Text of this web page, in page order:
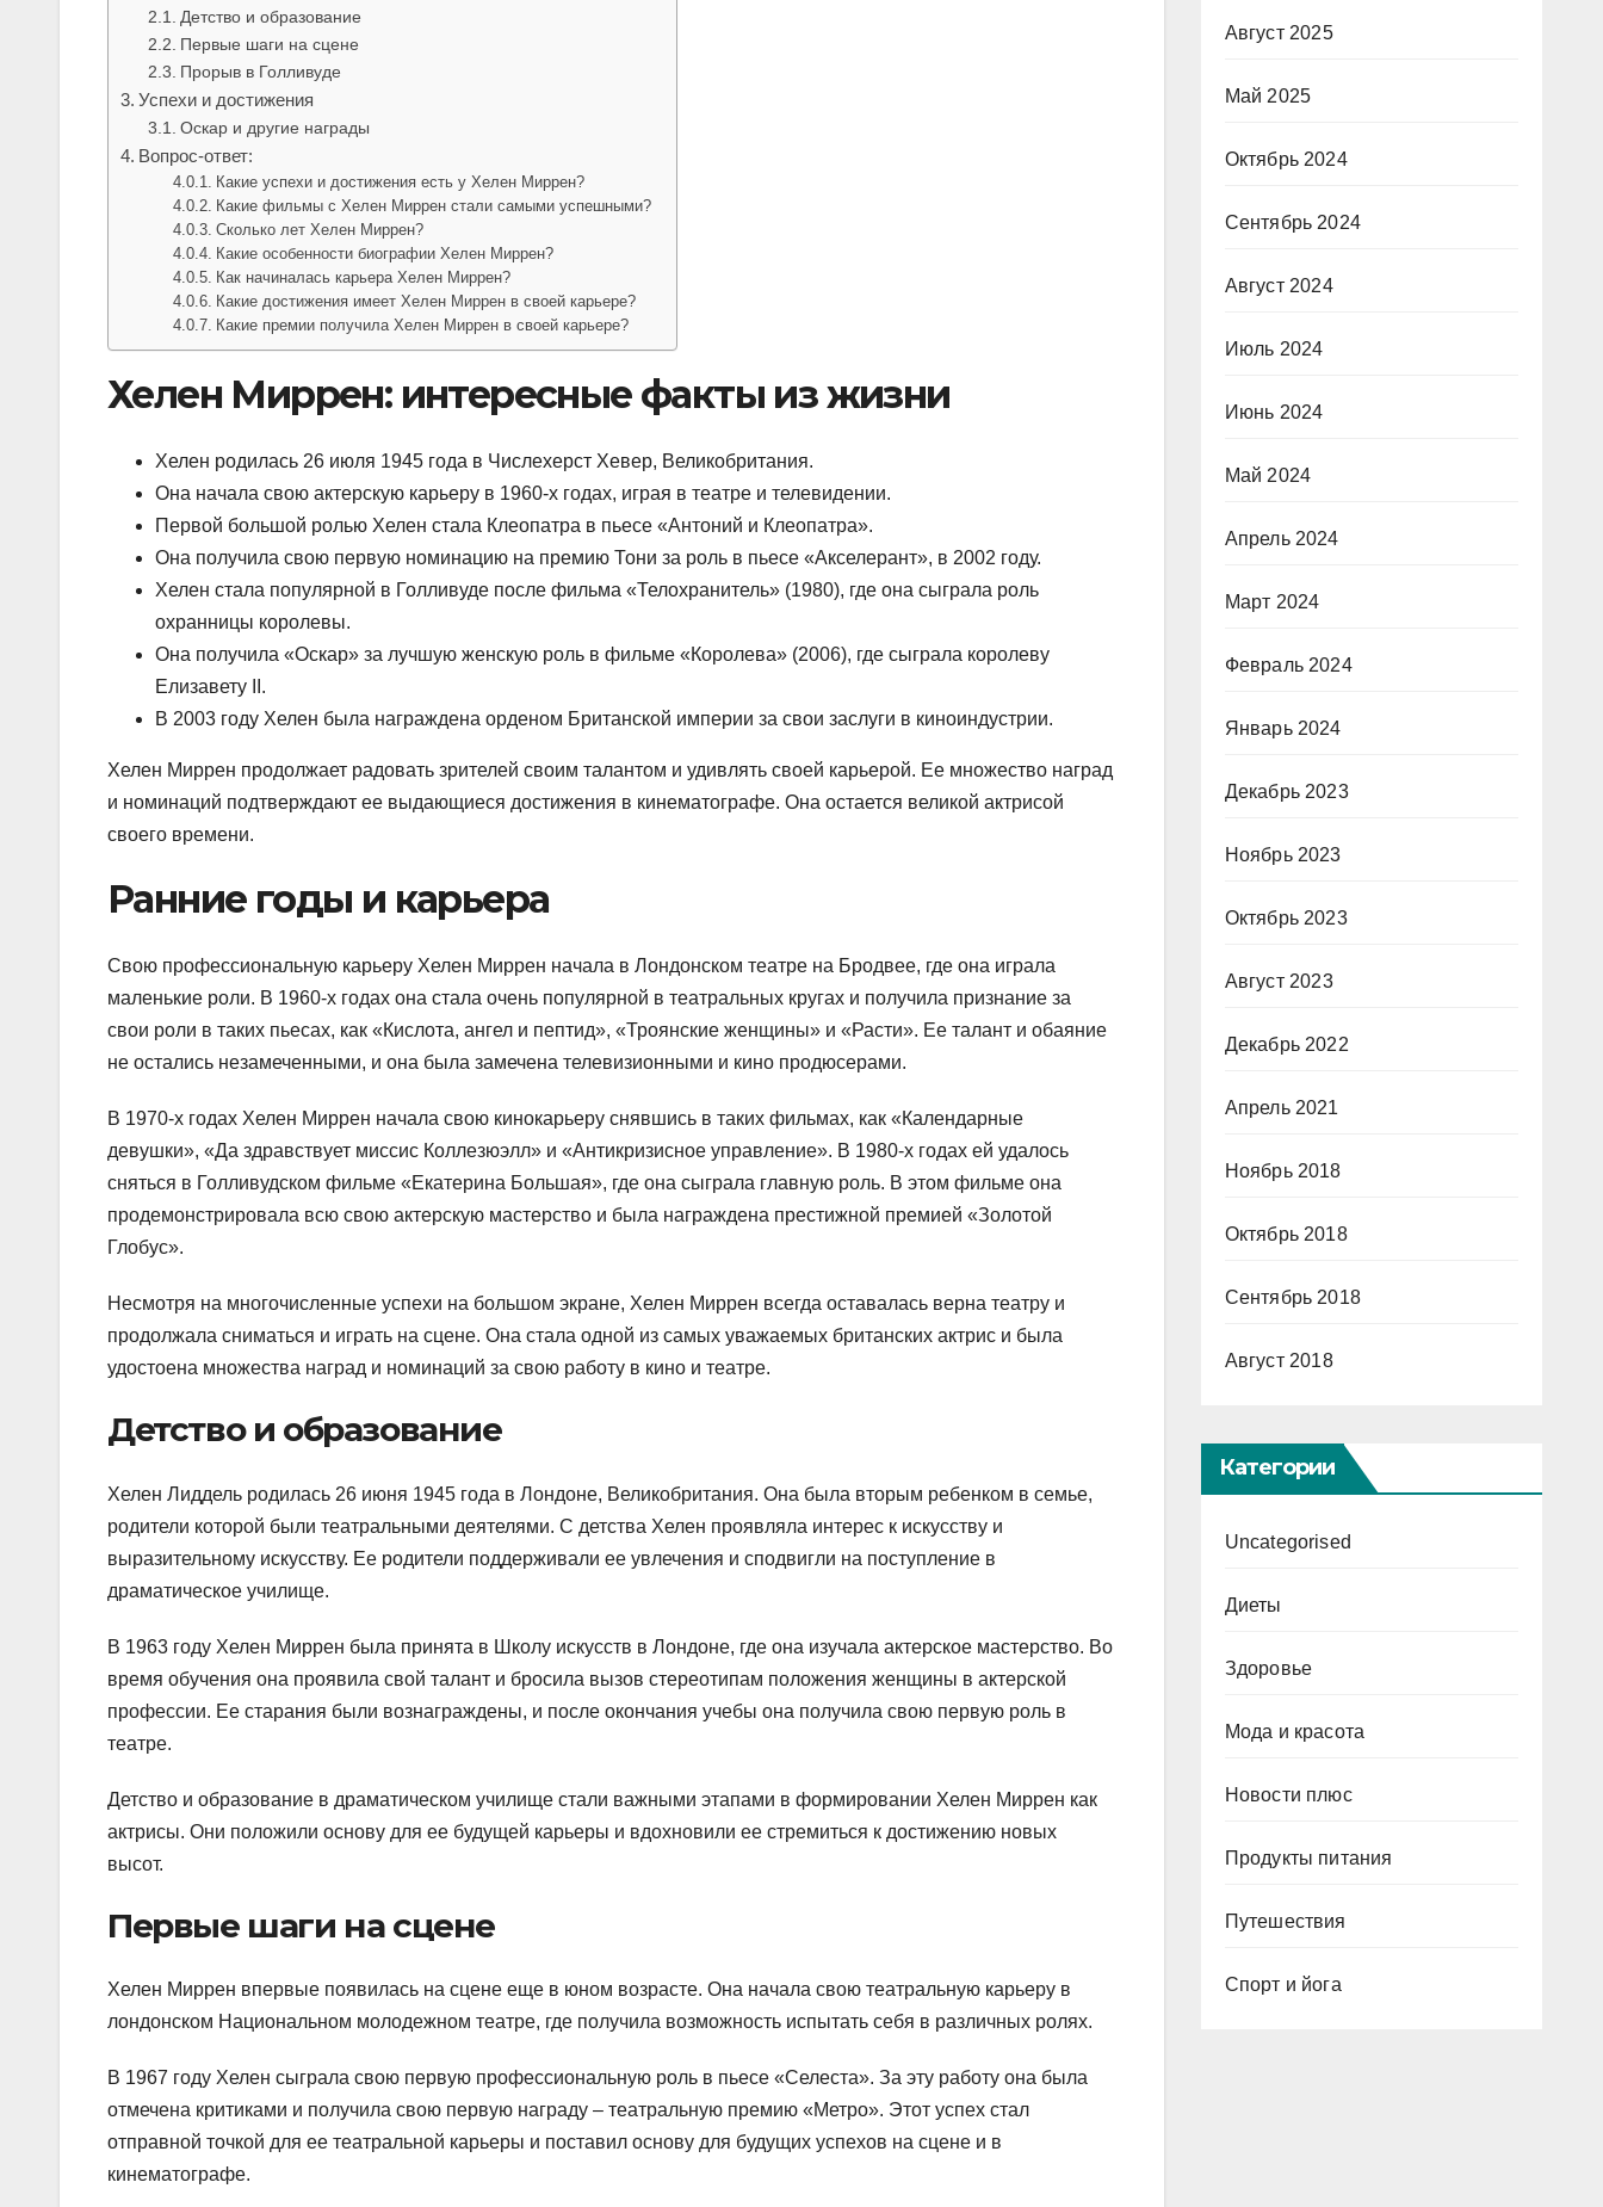
Детство и образование
Первые шаги на сцене
Прорыв в Голливуде
Успехи и достижения
Оскар и другие награды
Вопрос-ответ:
Какие успехи и достижения есть у Хелен Миррен?
Какие фильмы с Хелен Миррен стали самыми успешными?
Сколько лет Хелен Миррен?
Какие особенности биографии Хелен Миррен?
Как начиналась карьера Хелен Миррен?
Какие достижения имеет Хелен Миррен в своей карьере?
Какие премии получила Хелен Миррен в своей карьере?
Хелен Миррен: интересные факты из жизни
Хелен родилась 26 июля 1945 года в Числехерст Хевер, Великобритания.
Она начала свою актерскую карьеру в 1960-х годах, играя в театре и телевидении.
Первой большой ролью Хелен стала Клеопатра в пьесе «Антоний и Клеопатра».
Она получила свою первую номинацию на премию Тони за роль в пьесе «Акселерант», в 2002 году.
Хелен стала популярной в Голливуде после фильма «Телохранитель» (1980), где она сыграла роль
охранницы королевы.
Она получила «Оскар» за лучшую женскую роль в фильме «Королева» (2006), где сыграла королеву
Елизавету II.
В 2003 году Хелен была награждена орденом Британской империи за свои заслуги в киноиндустрии.
Хелен Миррен продолжает радовать зрителей своим талантом и удивлять своей карьерой. Ее множество наград
и номинаций подтверждают ее выдающиеся достижения в кинематографе. Она остается великой актрисой
своего времени.
Ранние годы и карьера
Свою профессиональную карьеру Хелен Миррен начала в Лондонском театре на Бродвее, где она играла
маленькие роли. В 1960-х годах она стала очень популярной в театральных кругах и получила признание за
свои роли в таких пьесах, как «Кислота, ангел и пептид», «Троянские женщины» и «Расти». Ее талант и обаяние
не остались незамеченными, и она была замечена телевизионными и кино продюсерами.
В 1970-х годах Хелен Миррен начала свою кинокарьеру снявшись в таких фильмах, как «Календарные
девушки», «Да здравствует миссис Коллезюэлл» и «Антикризисное управление». В 1980-х годах ей удалось
сняться в Голливудском фильме «Екатерина Большая», где она сыграла главную роль. В этом фильме она
продемонстрировала всю свою актерскую мастерство и была награждена престижной премией «Золотой
Глобус».
Несмотря на многочисленные успехи на большом экране, Хелен Миррен всегда оставалась верна театру и
продолжала сниматься и играть на сцене. Она стала одной из самых уважаемых британских актрис и была
удостоена множества наград и номинаций за свою работу в кино и театре.
Детство и образование
Хелен Лиддель родилась 26 июня 1945 года в Лондоне, Великобритания. Она была вторым ребенком в семье,
родители которой были театральными деятелями. С детства Хелен проявляла интерес к искусству и
выразительному искусству. Ее родители поддерживали ее увлечения и сподвигли на поступление в
драматическое училище.
В 1963 году Хелен Миррен была принята в Школу искусств в Лондоне, где она изучала актерское мастерство. Во
время обучения она проявила свой талант и бросила вызов стереотипам положения женщины в актерской
профессии. Ее старания были вознаграждены, и после окончания учебы она получила свою первую роль в
театре.
Детство и образование в драматическом училище стали важными этапами в формировании Хелен Миррен как
актрисы. Они положили основу для ее будущей карьеры и вдохновили ее стремиться к достижению новых
высот.
Первые шаги на сцене
Хелен Миррен впервые появилась на сцене еще в юном возрасте. Она начала свою театральную карьеру в
лондонском Национальном молодежном театре, где получила возможность испытать себя в различных ролях.
В 1967 году Хелен сыграла свою первую профессиональную роль в пьесе «Селеста». За эту работу она была
отмечена критиками и получила свою первую награду – театральную премию «Метро». Этот успех стал
отправной точкой для ее театральной карьеры и поставил основу для будущих успехов на сцене и в
кинематографе.
Август 2025
Май 2025
Октябрь 2024
Сентябрь 2024
Август 2024
Июль 2024
Июнь 2024
Май 2024
Апрель 2024
Март 2024
Февраль 2024
Январь 2024
Декабрь 2023
Ноябрь 2023
Октябрь 2023
Август 2023
Декабрь 2022
Апрель 2021
Ноябрь 2018
Октябрь 2018
Сентябрь 2018
Август 2018
Категории
Uncategorised
Диеты
Здоровье
Мода и красота
Новости плюс
Продукты питания
Путешествия
Спорт и йога